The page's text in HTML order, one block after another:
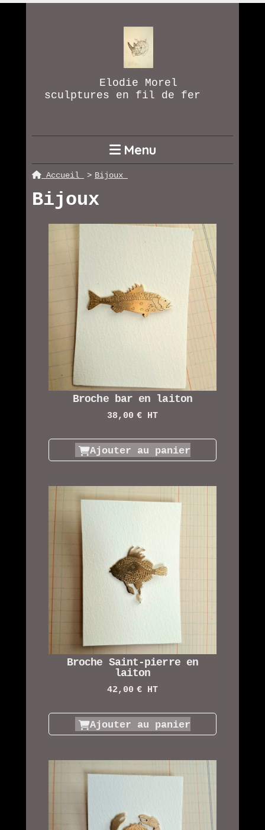
Elodie Morel
sculptures en fil de fer
Menu
Accueil Bijoux
Bijoux
Broche bar en laiton
38,00 € HT
Ajouter au panier
Broche Saint-pierre en
laiton
42,00 € HT
Ajouter au panier